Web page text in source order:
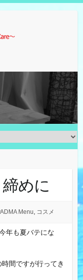
めに
Menu, コスメ
年も夏バテにな
間ですが行ってき